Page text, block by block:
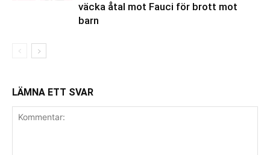
väcka åtal mot Fauci för brott mot
barn
LÄMNA ETT SVAR